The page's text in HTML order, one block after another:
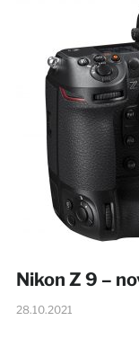
Nikon Z 9 –
28.10.2021